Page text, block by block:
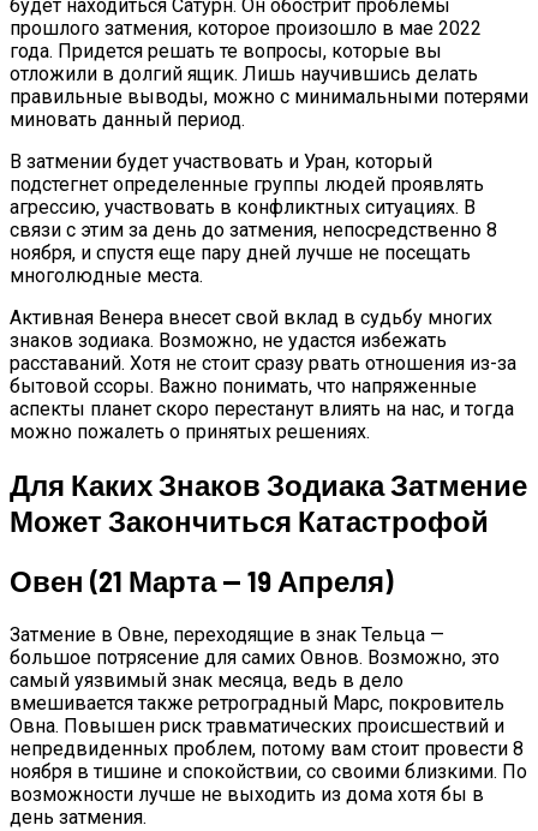
будет находиться Сатурн. Он обострит проблемы
прошлого затмения, которое произошло в мае 2022
года. Придется решать те вопросы, которые вы
отложили в долгий ящик. Лишь научившись делать
правильные выводы, можно с минимальными потерями
миновать данный период.
В затмении будет участвовать и Уран, который
подстегнет определенные группы людей проявлять
агрессию, участвовать в конфликтных ситуациях. В
связи с этим за день до затмения, непосредственно 8
ноября, и спустя еще пару дней лучше не посещать
многолюдные места.
Активная Венера внесет свой вклад в судьбу многих
знаков зодиака. Возможно, не удастся избежать
расставаний. Хотя не стоит сразу рвать отношения из-за
бытовой ссоры. Важно понимать, что напряженные
аспекты планет скоро перестанут влиять на нас, и тогда
можно пожалеть о принятых решениях.
Для Каких Знаков Зодиака Затмение
Может Закончиться Катастрофой
Овен (21 Марта — 19 Апреля)
Затмение в Овне, переходящие в знак Тельца —
большое потрясение для самих Овнов. Возможно, это
самый уязвимый знак месяца, ведь в дело
вмешивается также ретроградный Марс, покровитель
Овна. Повышен риск травматических происшествий и
непредвиденных проблем, потому вам стоит провести 8
ноября в тишине и спокойствии, со своими близкими. По
возможности лучше не выходить из дома хотя бы в
день затмения.